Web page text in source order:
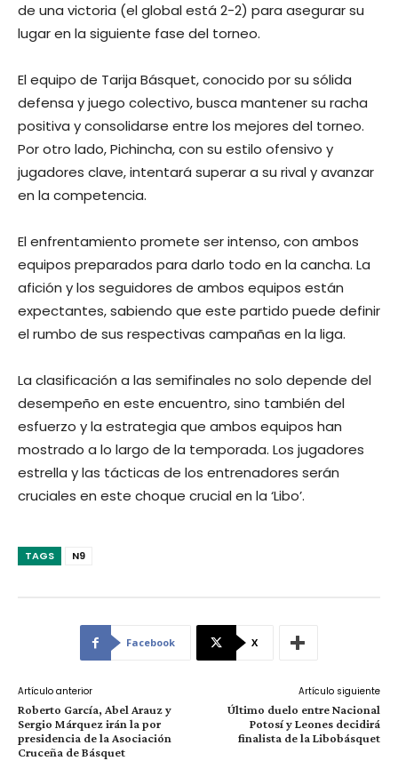
de una victoria (el global está 2-2) para asegurar su
lugar en la siguiente fase del torneo.
El equipo de Tarija Básquet, conocido por su sólida
defensa y juego colectivo, busca mantener su racha
positiva y consolidarse entre los mejores del torneo.
Por otro lado, Pichincha, con su estilo ofensivo y
jugadores clave, intentará superar a su rival y avanzar
en la competencia.
El enfrentamiento promete ser intenso, con ambos
equipos preparados para darlo todo en la cancha. La
afición y los seguidores de ambos equipos están
expectantes, sabiendo que este partido puede definir
el rumbo de sus respectivas campañas en la liga.
La clasificación a las semifinales no solo depende del
desempeño en este encuentro, sino también del
esfuerzo y la estrategia que ambos equipos han
mostrado a lo largo de la temporada. Los jugadores
estrella y las tácticas de los entrenadores serán
cruciales en este choque crucial en la ‘Libo’.
TAGS N9
Facebook X
Artículo anterior
Roberto García, Abel Arauz y
Sergio Márquez irán la por
presidencia de la Asociación
Cruceña de Básquet
Artículo siguiente
Último duelo entre Nacional
Potosí y Leones decidirá
finalista de la Libobásquet